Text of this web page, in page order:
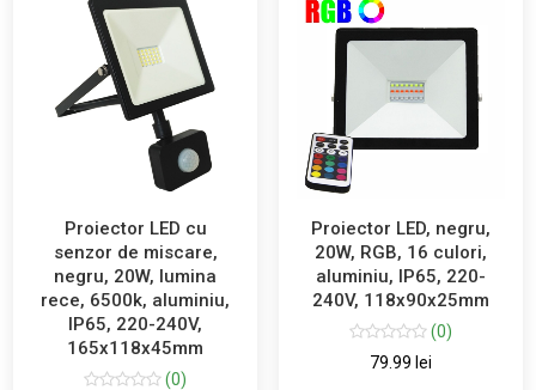
Proiector LED cu
senzor de miscare,
negru, 20W, lumina
rece, 6500k, aluminiu,
IP65, 220-240V,
165x118x45mm
(0)
Proiector LED, negru,
20W, RGB, 16 culori,
aluminiu, IP65, 220-
240V, 118x90x25mm
(0)
79.99 lei